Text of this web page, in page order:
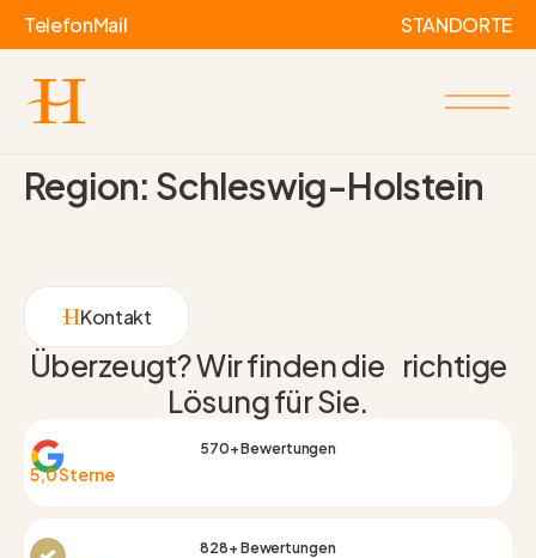
TelefonMail STANDORTE
Region: Schleswig-Holstein
Kontakt
Überzeugt? Wir finden die richtige
Lösung für Sie.
570+ Bewertungen
5,0 Sterne
828+ Bewertungen